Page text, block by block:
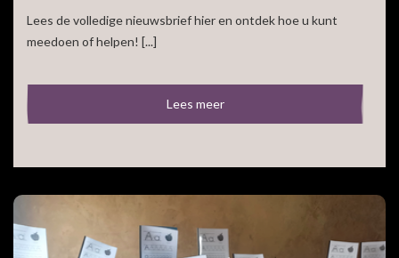
Lees de volledige nieuwsbrief hier en ontdek hoe u kunt
meedoen of helpen! [...]
Lees meer